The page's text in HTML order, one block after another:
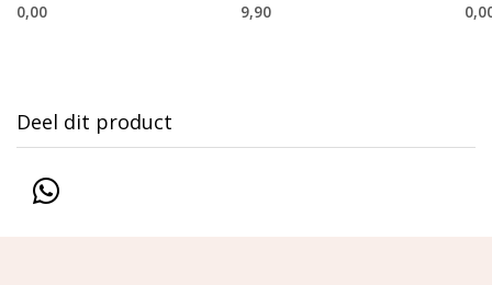
0,00 9,90
Deel dit product